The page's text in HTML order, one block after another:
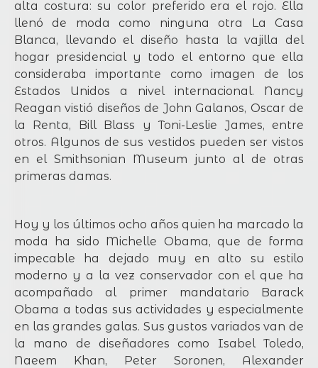
alta costura: su color preferido era el rojo. Ella
llenó de moda como ninguna otra La Casa
Blanca, llevando el diseño hasta la vajilla del
hogar presidencial y todo el entorno que ella
consideraba importante como imagen de los
Estados Unidos a nivel internacional. Nancy
Reagan vistió diseños de John Galanos, Oscar de
la Renta, Bill Blass y Toni-Leslie James, entre
otros. Algunos de sus vestidos pueden ser vistos
en el Smithsonian Museum junto al de otras
primeras damas.
Hoy y los últimos ocho años quien ha marcado la
moda ha sido Michelle Obama, que de forma
impecable ha dejado muy en alto su estilo
moderno y a la vez conservador con el que ha
acompañado al primer mandatario Barack
Obama a todas sus actividades y especialmente
en las grandes galas. Sus gustos variados van de
la mano de diseñadores como Isabel Toledo,
Naeem Khan, Peter Soronen, Alexander